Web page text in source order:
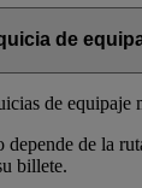
de
de equipaje
depende de la
billete.